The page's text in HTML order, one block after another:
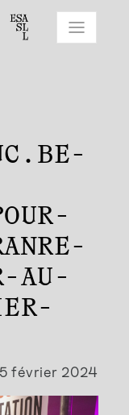
AU-
février 2024